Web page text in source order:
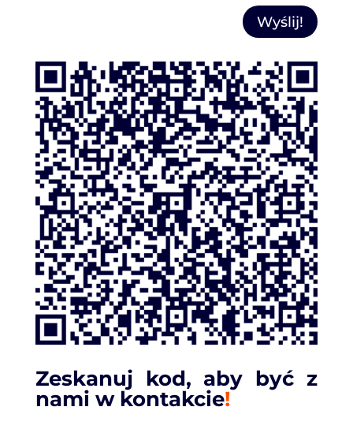
Wyślij!
Zeskanuj kod, aby być z
nami w kontakcie!